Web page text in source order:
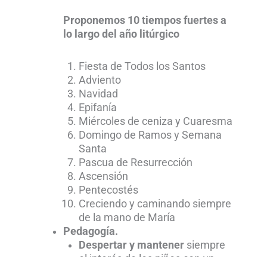
Proponemos 10 tiempos fuertes a
lo largo del año litúrgico
Fiesta de Todos los Santos
Adviento
Navidad
Epifanía
Miércoles de ceniza y Cuaresma
Domingo de Ramos y Semana
Santa
Pascua de Resurrección
Ascensión
Pentecostés
Creciendo y caminando siempre
de la mano de María
Pedagogía.
Despertar y mantener siempre